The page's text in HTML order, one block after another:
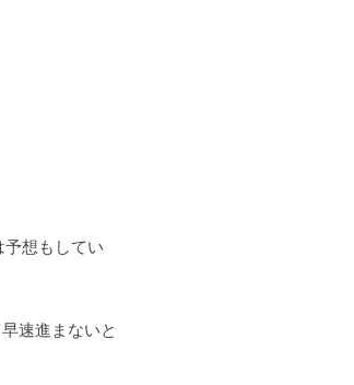
想もしてい
速進まないと